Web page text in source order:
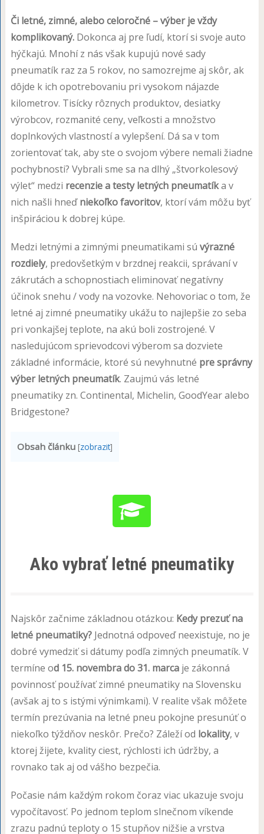
Či letné, zimné, alebo celoročné – výber je vždy
komplikovaný.Dokonca aj pre ľudí, ktorí si svoje auto
hýčkajú. Mnohí z nás však kupujú nové sady
pneumatík raz za 5 rokov, no samozrejme aj skôr, ak
dôjde k ich opotrebovaniu pri vysokom nájazde
kilometrov. Tisícky rôznych produktov, desiatky
výrobcov, rozmanité ceny, veľkosti a množstvo
doplnkových vlastností a vylepšení. Dá sa v tom
zorientovať tak, aby ste o svojom výbere nemali žiadne
pochybnosti? Vybrali sme sa na dlhý „štvorkolesový
výlet“ medzi recenzie a testy letných pneumatíka v
nich našli hneďniekoľko favoritov, ktorí vám môžu byť
inšpiráciou k dobrej kúpe.
Medzi letnými a zimnými pneumatikami sú výrazné
rozdiely, predovšetkým v brzdnej reakcii, správaní v
zákrutách a schopnostiach eliminovať negatívny
účinok snehu / vody na vozovke. Nehovoriac o tom, že
letné aj zimné pneumatiky ukážu to najlepšie zo seba
pri vonkajšej teplote, na akú boli zostrojené. V
nasledujúcom sprievodcovi výberom sa dozviete
základné informácie, ktoré sú nevyhnutné pre správny
výber letných pneumatík. Zaujmú vás letné
pneumatiky zn. Continental, Michelin, GoodYear alebo
Bridgestone?
Obsah článku [zobrazit]
Ako vybrať letné pneumatiky
Najskôr začnime základnou otázkou: Kedy prezuť na
letné pneumatiky?Jednotná odpoveď neexistuje, no je
dobré vymedziť si dátumy podľa zimných pneumatík. V
termíne od 15. novembra do 31. marcaje zákonná
povinnosť používať zimné pneumatiky na Slovensku
(avšak aj to s istými výnimkami). V realite však môžete
termín prezúvania na letné pneu pokojne presunúť o
niekoľko týždňov neskôr. Prečo? Záleží od lokality, v
ktorej žijete, kvality ciest, rýchlosti ich údržby, a
rovnako tak aj od vášho bezpečia.
Počasie nám každým rokom čoraz viac ukazuje svoju
vypočítavosť. Po jednom teplom slnečnom víkende
zrazu padnú teploty o 15 stupňov nižšie a vrstva